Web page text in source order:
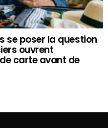
se poser la question
ouvrent
carte avant de